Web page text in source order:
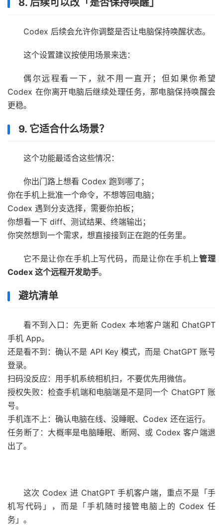
8. 后续可以改「是否保持唤醒」
Codex 后续会允许你调整是否让电脑保持唤醒状态。
这个设置建议按使用场景来选：
偶尔远程看一下，就不用一直开；但如果你希望
Codex 在你离开电脑后继续处理任务，那电脑保持唤醒会
更稳。
9. 它适合什么场景？
这个功能最适合这些情况：
你出门路上想看 Codex 跑到哪了；
你在手机上批准一个命令，不想等回电脑；
Codex 遇到分支选择，需要你拍板；
你想看一下 diff、测试结果、终端输出；
你突然想到一个需求，想直接接到正在跑的任务里。
它不是让你在手机上写代码，而是让你在手机上管理
Codex 这个远程开发助手。
避坑清单
看不到入口：先更新 Codex 本地客户端和 ChatGPT
手机 App。
还是看不到：确认不是 API Key 模式，而是 ChatGPT 账号
登录。
扫码没反应：用手机系统相机扫，不要优先用微信。
授权失败：检查手机端和电脑端是不是同一个 ChatGPT 账
号。
手机连不上：确认电脑在线、没睡眠、Codex 还在运行。
任务断了：大概率是电脑睡眠、断网、或 Codex 客户端退
出了。
这次 Codex 进 ChatGPT 手机客户端，重点不是「手
机写代码」，而是「手机随时接管电脑上的 Codex 任
务」。